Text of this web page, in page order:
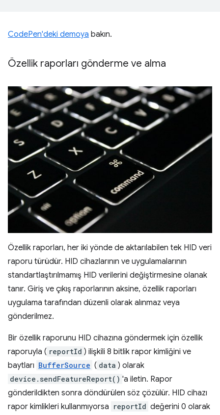
CodePen'deki demoya bakın.
Özellik raporları gönderme ve alma
Özellik raporları, her iki yönde de aktarılabilen tek HID veri
raporu türüdür. HID cihazlarının ve uygulamalarının
standartlaştırılmamış HID verilerini değiştirmesine olanak
tanır. Giriş ve çıkış raporlarının aksine, özellik raporları
uygulama tarafından düzenli olarak alınmaz veya
gönderilmez.
Bir özellik raporunu HID cihazına göndermek için özellik
raporuyla ( reportId ) ilişkili 8 bitlik rapor kimliğini ve
baytları BufferSource ( data ) olarak
device.sendFeatureReport() 'a iletin. Rapor
gönderildikten sonra döndürülen söz çözülür. HID cihazı
rapor kimlikleri kullanmıyorsa reportId değerini 0 olarak